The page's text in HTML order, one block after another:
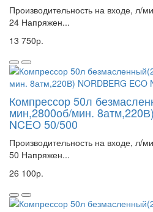
Производительность на входе, л/
24 Напряжен...
13 750р.
Компрессор 50л
мин,2800об/мин.
NCEO 50/500
Производительность на входе, л/
50 Напряжен...
26 100р.